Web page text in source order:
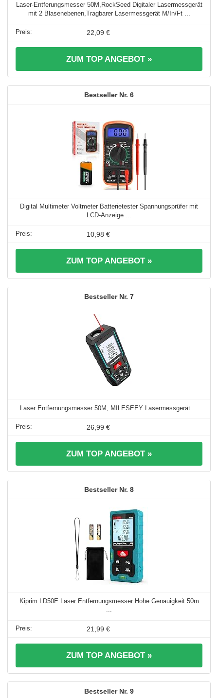
Laser-Entferungsmesser 50M,RockSeed Digitaler Lasermessgerät
mit 2 Blasenebenen,Tragbarer Lasermessgerät M/In/Ft ...
22,09 €
ZUM TOP ANGEBOT »
6
Digital Multimeter Voltmeter Batterietester Spannungsprüfer mit
LCD-Anzeige ...
10,98 €
ZUM TOP ANGEBOT »
7
Laser Entfernungsmesser 50M, MILESEEY Lasermessgerät ...
26,99 €
ZUM TOP ANGEBOT »
8
Kiprim LD50E Laser Entfernungsmesser Hohe Genauigkeit 50m
21,99 €
ZUM TOP ANGEBOT »
9